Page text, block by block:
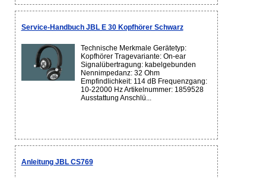
Service-Handbuch JBL E 30 Kopfhörer Schwarz
Technische Merkmale Gerätetyp:
Kopfhörer Tragevariante: On-ear
Signalübertragung: kabelgebunden
Nennimpedanz: 32 Ohm
Empfindlichkeit: 114 dB Frequenzgang:
10-22000 Hz Artikelnummer: 1859528
Ausstattung Anschlü...
Anleitung JBL CS769